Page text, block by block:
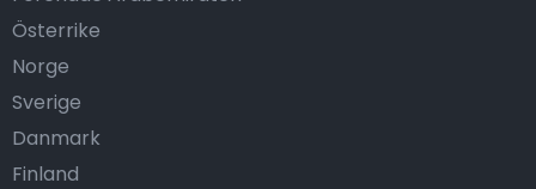
Österrike
Norge
Sverige
Danmark
Finland